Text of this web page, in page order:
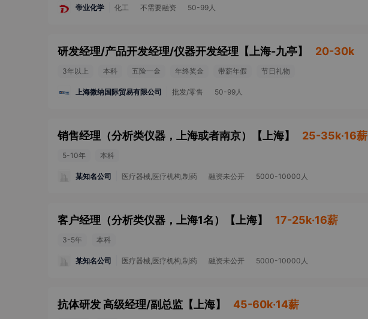
帝业化学 化工 不需要融资 50-99人
研发经理/产品开发经理/仪器开发经理 【 上海-九亭】 20-30k
3年以上 本科 五险一金 年终奖金 带薪年假 节日礼物
上海微纳国际贸易有限公司 批发/零售 50-99人
销售经理（分析类仪器，上海或者南京） 【 上海】 25-35k·16薪
5-10年 本科
某知名公司 医疗器械,医疗机构,制药 融资未公开 5000-10000人
客户经理（分析类仪器，上海1名） 【 上海】 17-25k·16薪
3-5年 本科
某知名公司 医疗器械,医疗机构,制药 融资未公开 5000-10000人
抗体研发 高级经理/副总监 【 上海】 45-60k·14薪